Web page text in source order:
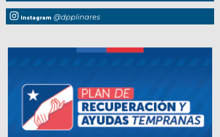
Instagram @dpplinares